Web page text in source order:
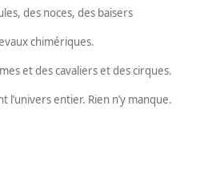
des noces, des baisers
chimériques.
et des cavaliers et des cirques.
l’univers entier. Rien n’y manque.